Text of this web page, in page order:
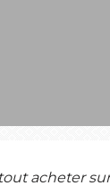
acheter